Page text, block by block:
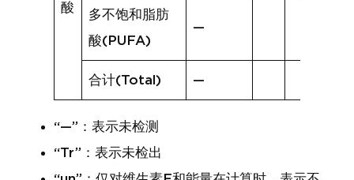
酸
多不饱和脂肪
酸(PUFA)
—
合计(Total) —
“—”：表示未检测
“Tr”：表示未检出